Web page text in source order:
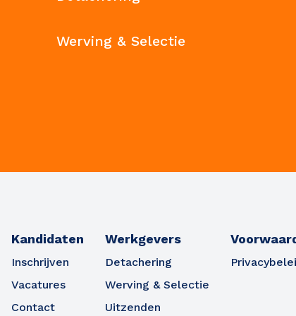
Werving & Selectie
Kandidaten
Inschrijven
Vacatures
Contact
Werkgevers
Detachering
Werving & Selectie
Uitzenden